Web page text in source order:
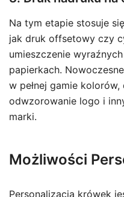
Na tym etapie stosuje
jak druk offsetowy czy
umieszczenie
papierkach.
w pełnej gamie
odwzorowanie logo i
marki.
Możliwości
Personalizacja krówek